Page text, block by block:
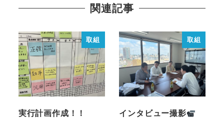
関連記事
取組
実行計画作成！！
取組
インタビュー撮影